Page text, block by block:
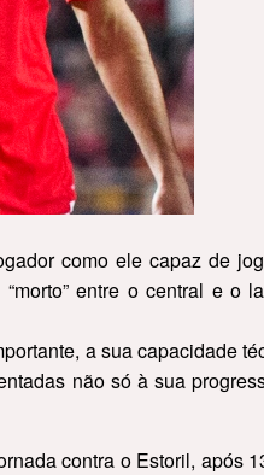
como ele capaz de
entre o central e o
a sua capacidade
não só à sua
contra o Estoril, após